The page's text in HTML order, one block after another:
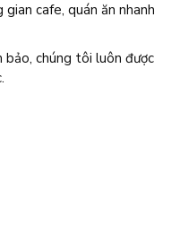
cafe, quán ăn nhanh
chúng tôi luôn được